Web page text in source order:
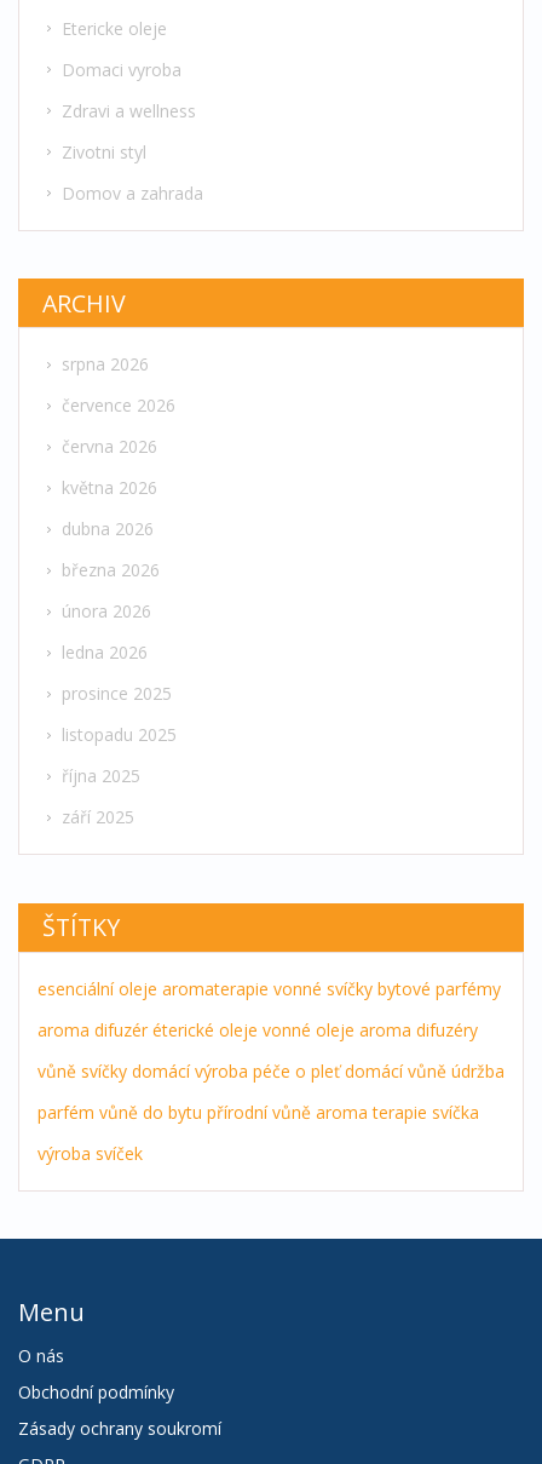
Etericke oleje
Domaci vyroba
Zdravi a wellness
Zivotni styl
Domov a zahrada
ARCHIV
srpna 2026
července 2026
června 2026
května 2026
dubna 2026
března 2026
února 2026
ledna 2026
prosince 2025
listopadu 2025
října 2025
září 2025
ŠTÍTKY
esenciální oleje aromaterapie vonné svíčky bytové parfémy
aroma difuzér éterické oleje vonné oleje aroma difuzéry
vůně svíčky domácí výroba péče o pleť domácí vůně údržba
parfém vůně do bytu přírodní vůně aroma terapie svíčka
výroba svíček
Menu
O nás
Obchodní podmínky
Zásady ochrany soukromí